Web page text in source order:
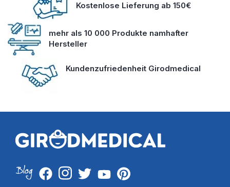
Kostenlose Lieferung ab 150€
mehr als 10 000 Produkte namhafter
Hersteller
Kundenzufriedenheit Girodmedical